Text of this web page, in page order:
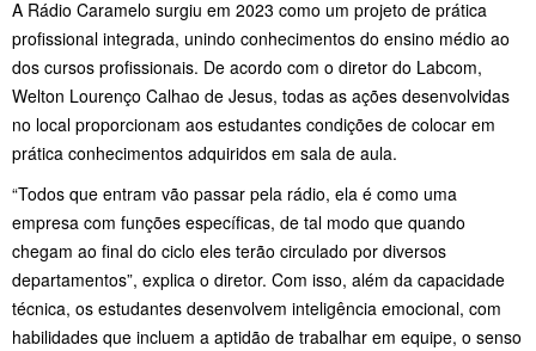
A Rádio Caramelo surgiu em 2023 como um projeto de prática
profissional integrada, unindo conhecimentos do ensino médio ao
dos cursos profissionais. De acordo com o diretor do Labcom,
Welton Lourenço Calhao de Jesus, todas as ações desenvolvidas
no local proporcionam aos estudantes condições de colocar em
prática conhecimentos adquiridos em sala de aula.
“Todos que entram vão passar pela rádio, ela é como uma
empresa com funções específicas, de tal modo que quando
chegam ao final do ciclo eles terão circulado por diversos
departamentos”, explica o diretor. Com isso, além da capacidade
técnica, os estudantes desenvolvem inteligência emocional, com
habilidades que incluem a aptidão de trabalhar em equipe, o senso